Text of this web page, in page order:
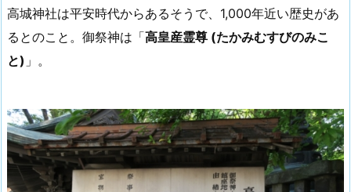
高城神社は平安時代からあるそうで、1,000年近い歴史があ
るとのこと。御祭神は「高皇産霊尊 (たかみむすびのみこ
と) 」。